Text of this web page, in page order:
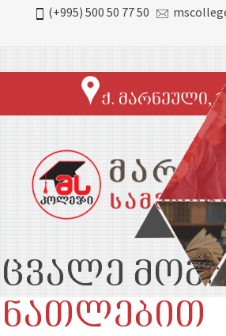
(+995) 500 50 77 50